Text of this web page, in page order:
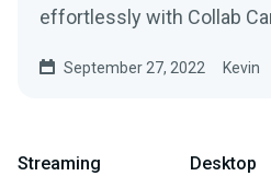
effortlessly with Collab
September 27, 2022 Kevin
Streaming Desktop